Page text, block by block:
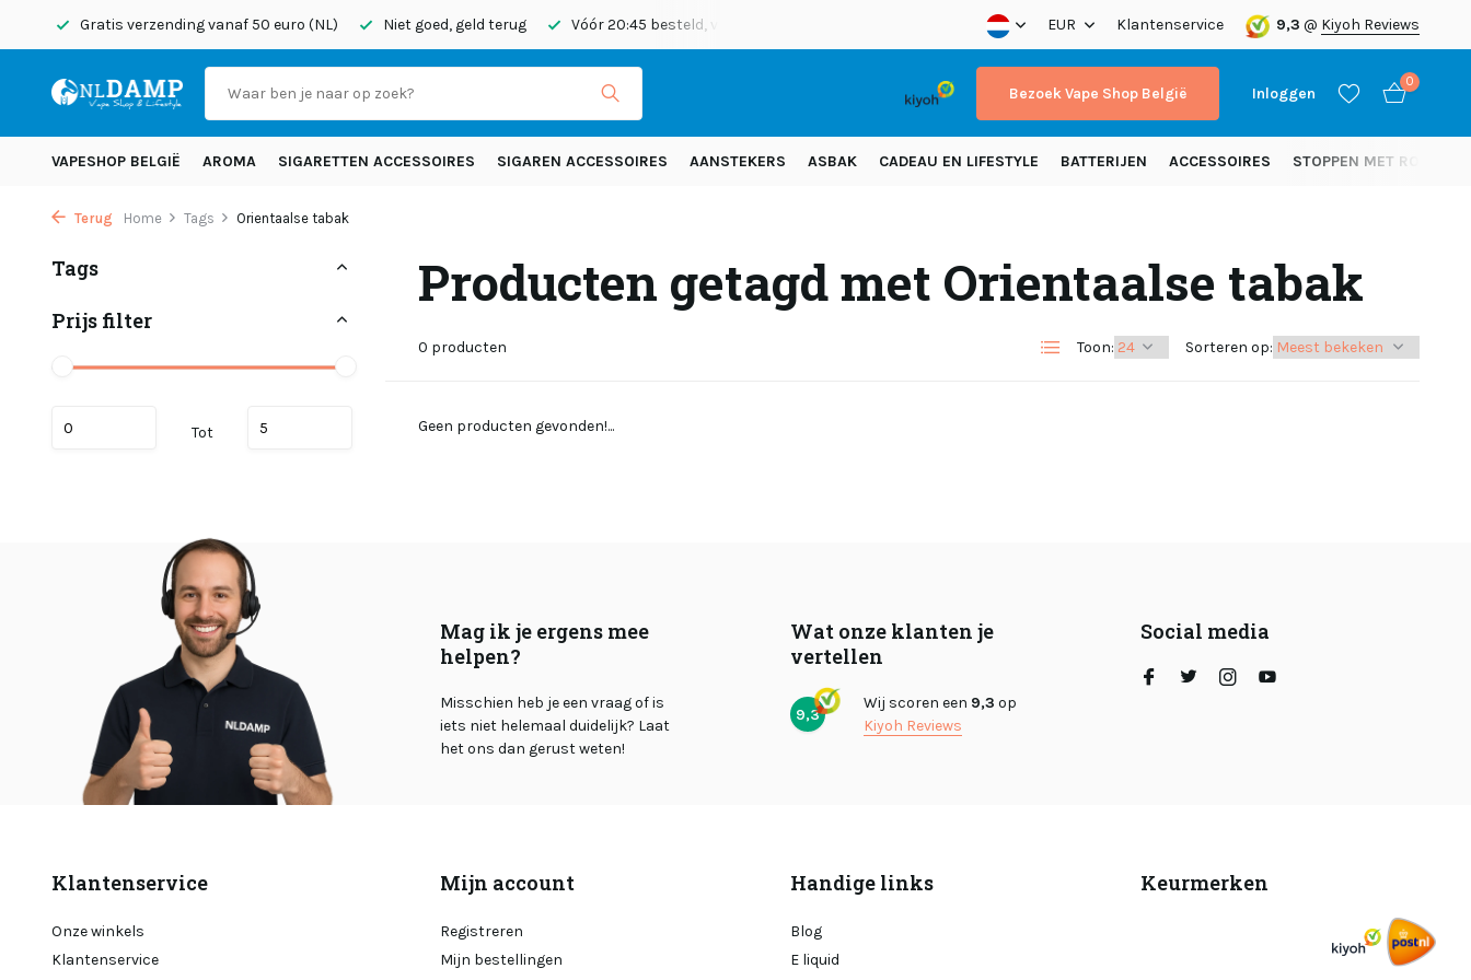
Gratis verzending vanaf 50 euro (NL) Niet goed, geld terug Vóór 20:45 besteld, vandaag verzonden Gratis verzending vanaf 50 euro (NL)
EUR Klantenservice 9,3 @ Kiyoh Reviews
Bezoek Vape Shop België Inloggen
Account aanmaken
0
VAPESHOP BELGIË AROMA SIGARETTEN ACCESSOIRES SIGAREN ACCESSOIRES AANSTEKERS ASBAK CADEAU EN LIFESTYLE BATTERIJEN ACCESSOIRES STOPPEN MET ROKEN
Terug Home Tags Orientaalse tabak
Tags
Prijs filter
Tot
Producten getagd met Orientaalse tabak
0 producten Toon: Sorteren op:
Geen producten gevonden!...
Mag ik je ergens mee
helpen?
Misschien heb je een vraag of is
iets niet helemaal duidelijk? Laat
het ons dan gerust weten!
Wat onze klanten je
vertellen
9,3
Wij scoren een 9,3 op
Kiyoh Reviews
Social media
Klantenservice
Onze winkels
Klantenservice
Mijn account
Registreren
Mijn bestellingen
Handige links
Blog
E liquid
Keurmerken